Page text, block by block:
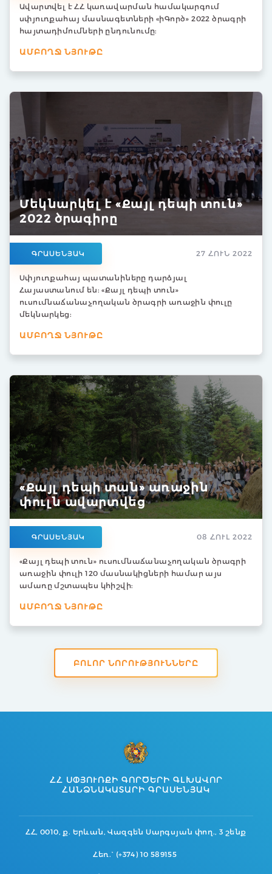
Ավարտվել է ՀՀ կառավարման համակարգում
սփյուռքահայ մասնագետների «իԳործ» 2022 ծրագրի
հայտադիմումների ընդունումը:
ԱՄԲՈՂՋ ՆՅՈՒԹԸ
Մեկնարկել է «Քայլ դեպի տուն»
2022 ծրագիրը
ԳՐԱՍԵՆՅԱԿ 27 ՀՈՒՆ 2022
Սփյուռքահայ պատանիները դարձյալ
Հայաստանում են: «Քայլ դեպի տուն»
ուսումնաճանաչողական ծրագրի առաջին փուլը
մեկնարկեց:
ԱՄԲՈՂՋ ՆՅՈՒԹԸ
«Քայլ դեպի տան» առաջին
փուլն ավարտվեց
ԳՐԱՍԵՆՅԱԿ 08 ՀՈՒԼ 2022
«Քայլ դեպի տուն» ուսումնաճանաչողական ծրագրի
առաջին փուլի 120 մասնակիցների համար այս
ամառը մշտապես կհիշվի:
ԱՄԲՈՂՋ ՆՅՈՒԹԸ
ԲՈԼՈՐ ՆՈՐՈՒԹՅՈՒՆՆԵՐԸ
ՀՀ ՍՓՅՈՒՌՔԻ ԳՈՐԾԵՐԻ ԳԼԽԱՎՈՐ
ՀԱՆՁՆԱԿԱՏԱՐԻ ԳՐԱՍԵՆՅԱԿ
ՀՀ, 0010, ք. Երևան, Վազգեն Սարգսյան փող., 3 շենք
Հեռ.` (+374) 10 589155